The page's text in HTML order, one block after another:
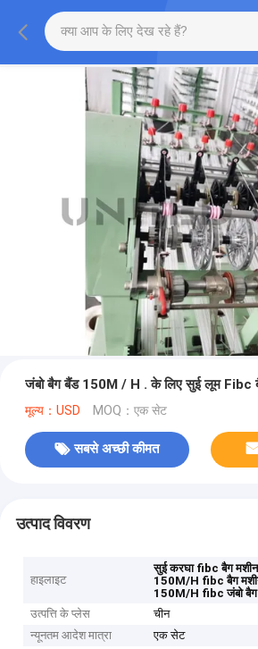
जंबो बैग बैंड 150M / H . के लिए सुई लूम Fibc
मूल्य：USD MOQ：एक सेट
सबसे अच्छी कीमत
उत्पाद विवरण
हाइलाइट
सुई करघा fibc बैग मशीन
150M/H fibc बैग
150M/H fibc जंबो बैग
उत्पत्ति के प्लेस
चीन
न्यूनतम आदेश मात्रा
एक सेट